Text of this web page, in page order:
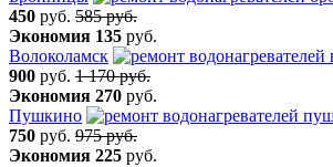
450 руб. 585 руб.
Экономия 135 руб.
Волоколамск
900 руб. 1 170 руб.
Экономия 270 руб.
Пушкино
750 руб. 975 руб.
Экономия 225 руб.